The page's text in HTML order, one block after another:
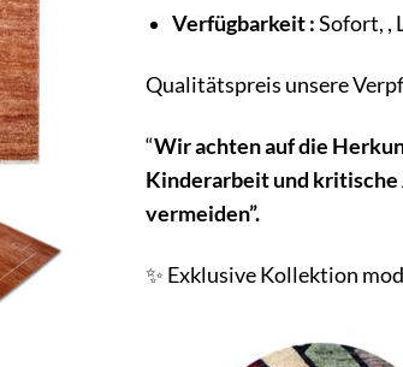
Verfügbarkeit :Sofort, ,
Qualitätspreis unsere
“Wir achten auf die
Kinderarbeit und kritische
vermeiden”.
✨ Exklusive Kollektion